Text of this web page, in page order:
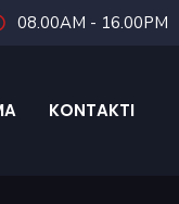
08.00AM - 16.00PM
KONTAKTI